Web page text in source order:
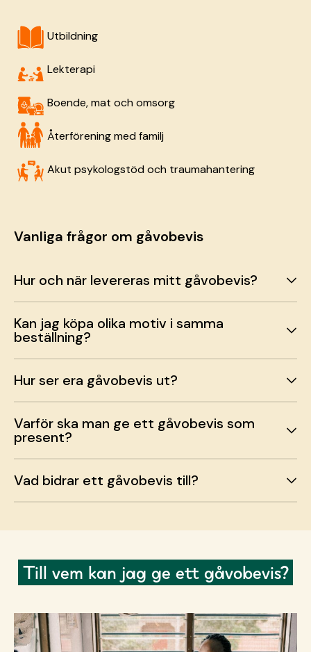
Vanliga frågor om gåvobevis
Hur och när levereras mitt gåvobevis?
Kan jag köpa olika motiv i samma
beställning?
Hur ser era gåvobevis ut?
Varför ska man ge ett gåvobevis som
present?
Vad bidrar ett gåvobevis till?
Utbildning
Lekterapi
Boende, mat och omsorg
Återförening med familj
Akut psykologstöd och traumahantering
Till vem kan jag ge ett gåvobevis?